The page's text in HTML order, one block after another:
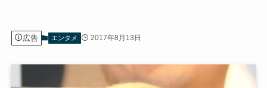
広告 エンタメ 2017年8月13日